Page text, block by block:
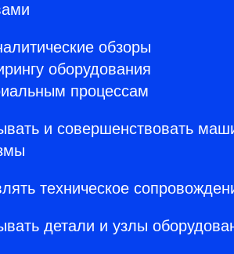
обзоры
оборудования
процессам
и совершенствовать
техническое
детали и узлы